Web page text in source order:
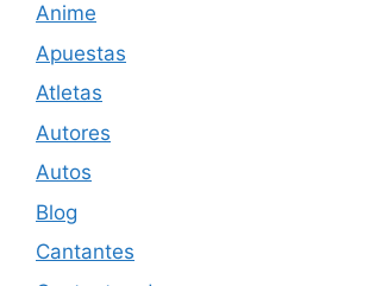
Anime
Apuestas
Atletas
Autores
Autos
Blog
Cantantes